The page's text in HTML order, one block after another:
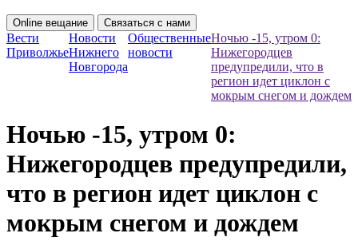
Online вещание Связаться с нами
Вести
Приволжье
Новости
Нижнего
Новгорода
Общественные
новости
Ночью -15, утром 0:
Нижегородцев
предупредили, что в
регион идет циклон с
мокрым снегом и дождем
Ночью -15, утром 0:
Нижегородцев предупредили,
что в регион идет циклон с
мокрым снегом и дождем